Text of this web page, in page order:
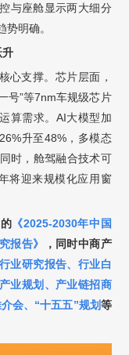
与座舱显示两大细分
明确。
升
心支撑。芯片层面，
号”等7nm车规级芯片
算需求。AI大模型加
升至48%，多模态
时，舱驾融合技术可
将迎来规模化应用窗
《2025-2030年中国
报告》 ， 同时中商产
行业研究报告、 行业白
产业规划 、 产业链招商
会、 “十五五”规划等